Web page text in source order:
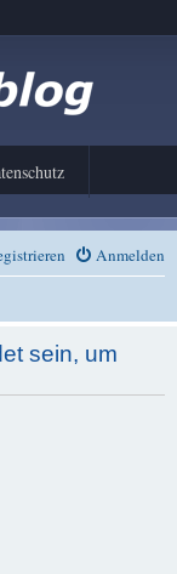
Anmelden
sein, um